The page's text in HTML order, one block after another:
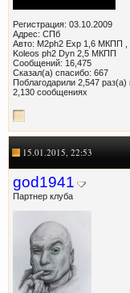
Регистрация: 03.10.2009
Адрес: СПб
Авто: M2ph2 Exp 1,6 МКПП ,
Koleos ph2 Dyn 2,5 МКПП
Сообщений: 16,475
Сказал(а) спасибо: 667
Поблагодарили 2,547 раз(а)
2,130 сообщениях
15.01.2015, 22:53
god1941
Партнер клуба